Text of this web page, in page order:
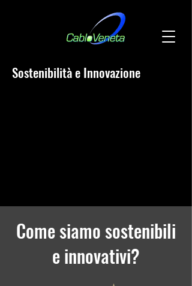
Sostenibilità e Innovazione
Come siamo sostenibili
e innovativi?